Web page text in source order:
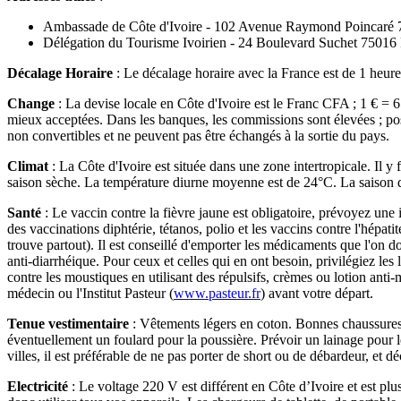
Ambassade de Côte d'Ivoire - 102 Avenue Raymond Poincaré
Délégation du Tourisme Ivoirien - 24 Boulevard Suchet
Décalage Horaire : Le décalage horaire avec la France est de 1
Change : La devise locale en Côte d'Ivoire est le Franc CFA ; 1 € =
mieux acceptées. Dans les banques, les commissions sont élevées ;
non convertibles et ne peuvent pas être échangés à la sortie du pays.
Climat: La Côte d'Ivoire est située dans une zone intertropicale. Il y
saison sèche. La température diurne moyenne est de 24°C. La
Santé : Le vaccin contre la fièvre jaune est obligatoire, prévoyez
des vaccinations diphtérie, tétanos, polio et les vaccins contre
trouve partout). Il est conseillé d'emporter les médicaments que l'on
anti-diarrhéique. Pour ceux et celles qui en ont besoin, privilégiez les
contre les moustiques en utilisant des répulsifs, crèmes ou lotion
médecin ou l'Institut Pasteur (www.pasteur.fr) avant votre départ.
Tenue vestimentaire : Vêtements légers en coton. Bonnes
éventuellement un foulard pour la poussière. Prévoir un lainage pour
villes, il est préférable de ne pas porter de short ou de débardeur, et
Electricité : Le voltage 220 V est différent en Côte d’Ivoire et est